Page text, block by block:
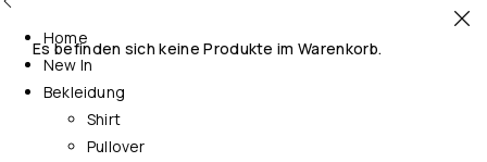
Es befinden sich keine Produkte im Warenkorb.
Home
New In
Bekleidung
Shirt
Pullover